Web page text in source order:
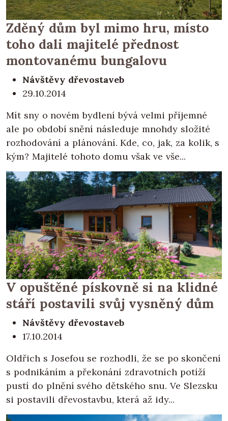
Zděný dům byl mimo hru, místo
toho dali majitelé přednost
montovanému bungalovu
Návštěvy dřevostaveb
29.10.2014
Mít sny o novém bydlení bývá velmi příjemné
ale po období snění následuje mnohdy složité
rozhodování a plánování. Kde, co, jak, za kolik, s
kým? Majitelé tohoto domu však ve vše...
V opuštěné pískovně si na klidné
stáří postavili svůj vysněný dům
Návštěvy dřevostaveb
17.10.2014
Oldřich s Josefou se rozhodli, že se po skončení
s podnikáním a překonání zdravotních potíží
pustí do plnění svého dětského snu. Ve Slezsku
si postavili dřevostavbu, která až idy...